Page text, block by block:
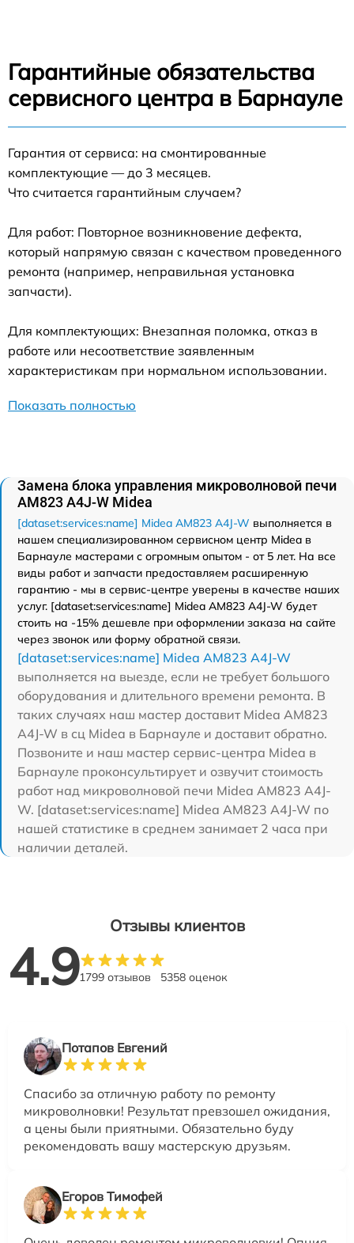
Гарантийные обязательства
сервисного центра в Барнауле
Гарантия от сервиса: на смонтированные
комплектующие — до 3 месяцев.
Что считается гарантийным случаем?
Для работ: Повторное возникновение дефекта,
который напрямую связан с качеством проведенного
ремонта (например, неправильная установка
запчасти).
Для комплектующих: Внезапная поломка, отказ в
работе или несоответствие заявленным
характеристикам при нормальном использовании.
Показать полностью
Замена блока управления микроволновой печи
AM823 A4J-W Midea
[dataset:services:name] Midea AM823 A4J-W выполняется в
нашем специализированном сервисном центр Midea в
Барнауле мастерами с огромным опытом - от 5 лет. На все
виды работ и запчасти предоставляем расширенную
гарантию - мы в сервис-центре уверены в качестве наших
услуг. [dataset:services:name] Midea AM823 A4J-W будет
стоить на -15% дешевле при оформлении заказа на сайте
через звонок или форму обратной связи.
[dataset:services:name] Midea AM823 A4J-W
выполняется на выезде, если не требует большого
оборудования и длительного времени ремонта. В
таких случаях наш мастер доставит Midea AM823
A4J-W в сц Midea в Барнауле и доставит обратно.
Позвоните и наш мастер сервис-центра Midea в
Барнауле проконсультирует и озвучит стоимость
работ над микроволновой печи Midea AM823 A4J-
W. [dataset:services:name] Midea AM823 A4J-W по
нашей статистике в среднем занимает 2 часа при
наличии деталей.
Отзывы клиентов
4.91799 отзывов 5358 оценок
Потапов Евгений
Спасибо за отличную работу по ремонту
микроволновки! Результат превзошел ожидания,
а цены были приятными. Обязательно буду
рекомендовать вашу мастерскую друзьям.
Егоров Тимофей